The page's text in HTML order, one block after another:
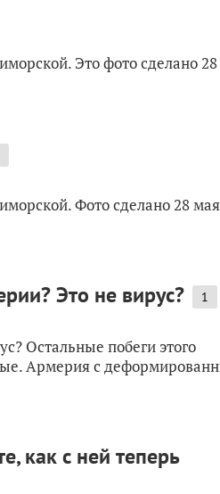
Это фото сделано
Фото сделано 28
Это не вирус? 1
Остальные побеги этого
Армерия с
как с ней теперь